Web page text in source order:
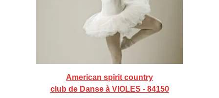
American spirit country
club de Danse à VIOLES - 84150